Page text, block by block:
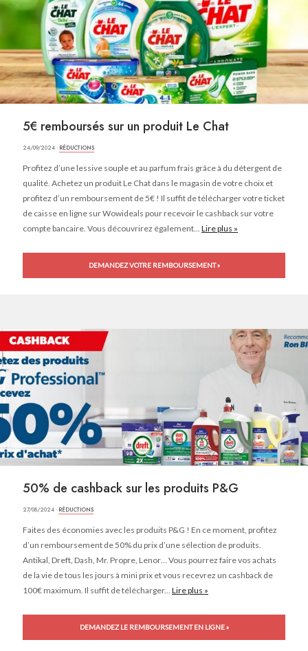
5€ remboursés sur un produit Le Chat
24/09/2024 · RÉDUCTIONS
Profitez d’une lessive souple et au parfum frais grâce à du détergent de
qualité. Achetez un produit Le Chat dans le magasin de votre choix et
profitez d’un remboursement de 5€ ! Il suffit de télécharger votre ticket
de caisse en ligne sur Wowideals pour recevoir le cashback sur votre
compte bancaire. Vous découvrirez également... Lire plus »
DEMANDEZ VOTRE REMBOURSEMENT »
50% de cashback sur les produits P&G
27/08/2024 · RÉDUCTIONS
Faites des économies avec les produits P&G ! En ce moment, profitez
d’un remboursement de 50% du prix d’une sélection de produits.
Antikal, Dreft, Dash, Mr. Propre, Lenor… Vous pourrez faire vos achats
de la vie de tous les jours à mini prix et vous recevrez un cashback de
100€ maximum. Il suffit de télécharger... Lire plus »
DEMANDEZ LE REMBOURSEMENT EN LIGNE »